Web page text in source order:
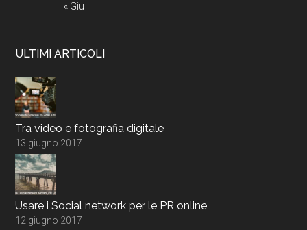
« Giu
ULTIMI ARTICOLI
Tra video e fotografia digitale
13 giugno 2017
Usare i Social network per le PR online
12 giugno 2017